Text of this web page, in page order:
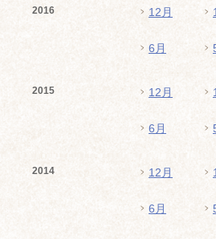
2016 12月
6月
2015 12月
6月
2014 12月
6月